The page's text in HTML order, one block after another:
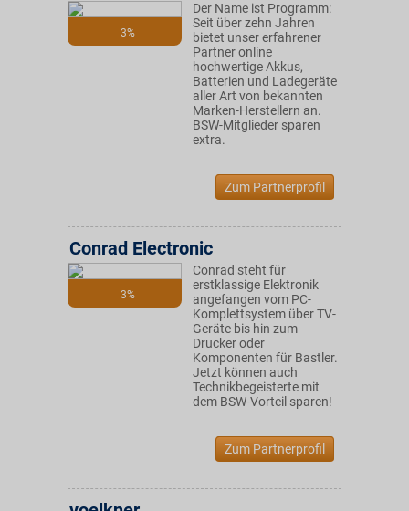
3%
Der Name ist Programm:
Seit über zehn Jahren
bietet unser erfahrener
Partner online
hochwertige Akkus,
Batterien und Ladegeräte
aller Art von bekannten
Marken-Herstellern an.
BSW-Mitglieder sparen
extra.
Zum Partnerprofil
3%
Conrad Electronic
Conrad steht für
erstklassige Elektronik
angefangen vom PC-
Komplettsystem über TV-
Geräte bis hin zum
Drucker oder
Komponenten für Bastler.
Jetzt können auch
Technikbegeisterte mit
dem BSW-Vorteil sparen!
Zum Partnerprofil